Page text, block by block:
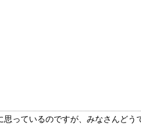
っているのですが、みなさんどう